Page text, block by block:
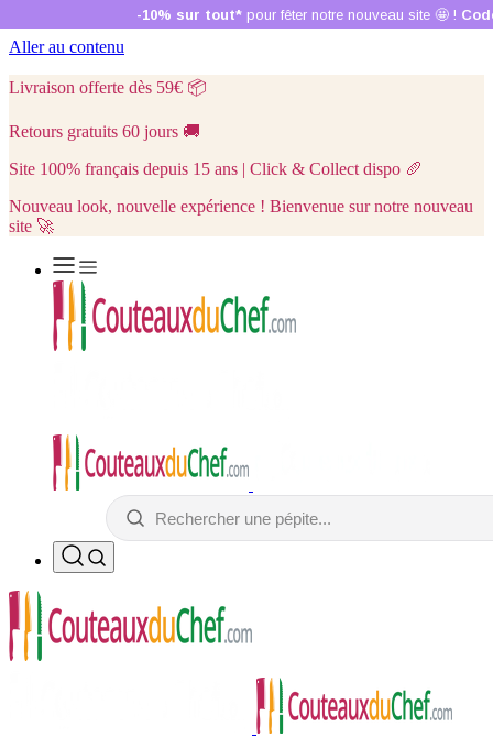
Aller au contenu
Livraison offerte dès 59€ 📦
Retours gratuits 60 jours 🚚
Site 100% français depuis 15 ans | Click & Collect dispo 🥖
Nouveau look, nouvelle expérience ! Bienvenue sur notre nouveau
site 🚀